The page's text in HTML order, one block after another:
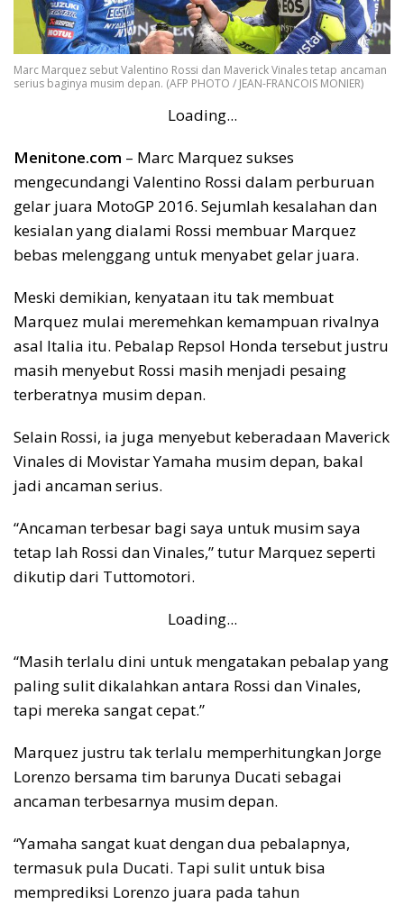
Marc Marquez sebut Valentino Rossi dan Maverick Vinales tetap ancaman
serius baginya musim depan. (AFP PHOTO / JEAN-FRANCOIS MONIER)
Loading...
Menitone.com – Marc Marquez sukses
mengecundangi Valentino Rossi dalam perburuan
gelar juara MotoGP 2016. Sejumlah kesalahan dan
kesialan yang dialami Rossi membuar Marquez
bebas melenggang untuk menyabet gelar juara.
Meski demikian, kenyataan itu tak membuat
Marquez mulai meremehkan kemampuan rivalnya
asal Italia itu. Pebalap Repsol Honda tersebut justru
masih menyebut Rossi masih menjadi pesaing
terberatnya musim depan.
Selain Rossi, ia juga menyebut keberadaan Maverick
Vinales di Movistar Yamaha musim depan, bakal
jadi ancaman serius.
“Ancaman terbesar bagi saya untuk musim saya
tetap lah Rossi dan Vinales,” tutur Marquez seperti
dikutip dari Tuttomotori.
Loading...
“Masih terlalu dini untuk mengatakan pebalap yang
paling sulit dikalahkan antara Rossi dan Vinales,
tapi mereka sangat cepat.”
Marquez justru tak terlalu memperhitungkan Jorge
Lorenzo bersama tim barunya Ducati sebagai
ancaman terbesarnya musim depan.
“Yamaha sangat kuat dengan dua pebalapnya,
termasuk pula Ducati. Tapi sulit untuk bisa
memprediksi Lorenzo juara pada tahun